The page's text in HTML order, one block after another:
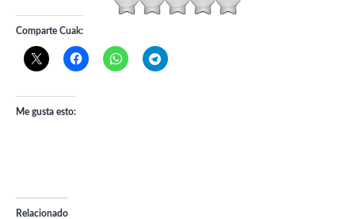
Comparte Cuak:
Me gusta esto:
Relacionado